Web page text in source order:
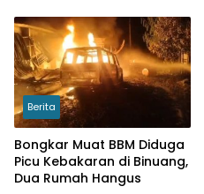
Diamankan
Berita
Bongkar Muat BBM Diduga
Picu Kebakaran di Binuang,
Dua Rumah Hangus